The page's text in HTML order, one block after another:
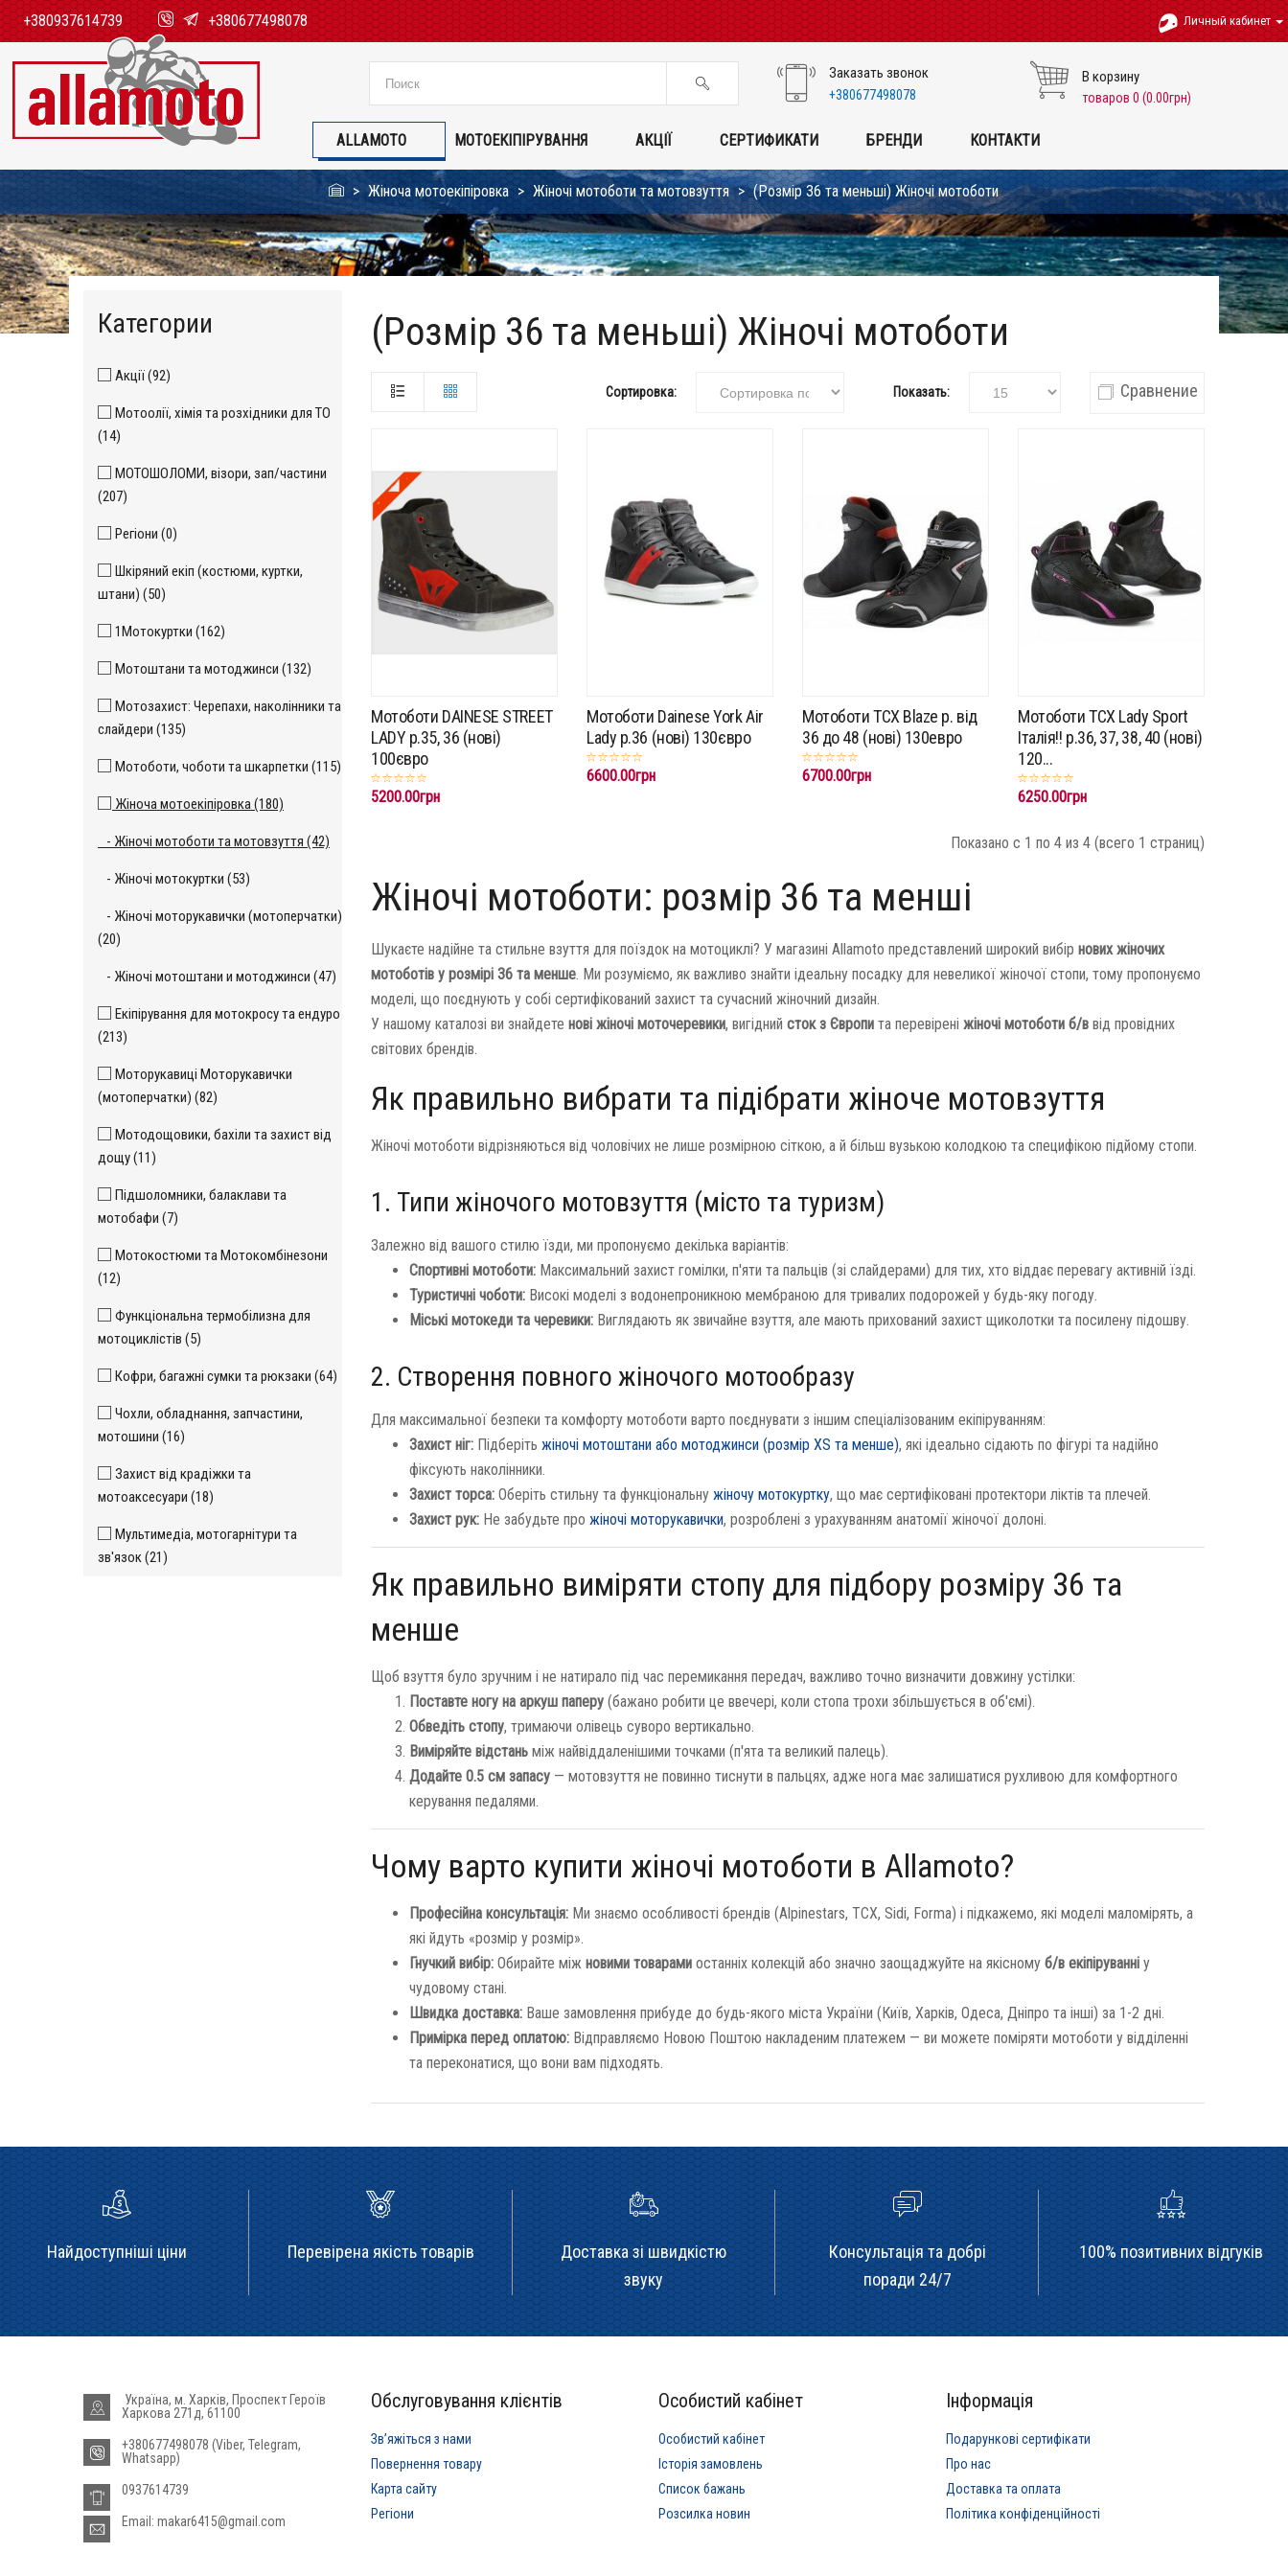
+380937614739 +380677498078 Личный кабинет
Заказать звонок
+380677498078
В корзину
товаров 0 (0.00грн)
ALLAMOTO МОТОЕКІПІРУВАННЯ АКЦІЇ СЕРТИФИКАТИ БРЕНДИ КОНТАКТИ
Жіноча мотоекіпіровка Жіночі мотоботи та мотовзуття (Розмір 36 та меньші) Жіночі мотоботи
Категории
Акції (92)
Мотоолії, хімія та розхідники для ТО
(14)
МОТОШОЛОМИ, візори, зап/частини
(207)
Регіони (0)
Шкіряний екіп (костюми, куртки,
штани) (50)
1Мотокуртки (162)
Мотоштани та мотоджинси (132)
Мотозахист: Черепахи, наколінники та
слайдери (135)
Мотоботи, чоботи та шкарпетки (115)
Жіноча мотоекіпіровка (180)
- Жіночі мотоботи та мотовзуття (42)
- Жіночі мотокуртки (53)
- Жіночі моторукавички (мотоперчатки)
(20)
- Жіночі мотоштани и мотоджинси (47)
Екіпірування для мотокросу та ендуро
(213)
Моторукавиці Моторукавички
(мотоперчатки) (82)
Мотодощовики, бахіли та захист від
дощу (11)
Підшоломники, балаклави та
мотобафи (7)
Мотокостюми та Мотокомбінезони
(12)
Функціональна термобілизна для
мотоциклістів (5)
Кофри, багажні сумки та рюкзаки (64)
Чохли, обладнання, запчастини,
мотошини (16)
Захист від крадіжки та
мотоаксесуари (18)
Мультимедіа, мотогарнітури та
зв'язок (21)
(Розмір 36 та меньші) Жіночі мотоботи
Сортировка: Показать: Сравнение
Мотоботи DAINESE STREET
LADY p.35, 36 (нові)
100євро
5200.00грн
Мотоботи Dainese York Air
Lady p.36 (нові) 130євро
6600.00грн
Мотоботи TCX Blaze p. від
36 до 48 (нові) 130евро
6700.00грн
Мотоботи TCX Lady Sport
Італія!! p.36, 37, 38, 40 (нові)
120...
6250.00грн
Показано с 1 по 4 из 4 (всего 1 страниц)
Жіночі мотоботи: розмір 36 та менші
Шукаєте надійне та стильне взуття для поїздок на мотоциклі? У магазині Allamoto представлений широкий вибір нових жіночих
мотоботів у розмірі 36 та менше. Ми розуміємо, як важливо знайти ідеальну посадку для невеликої жіночої стопи, тому пропонуємо
моделі, що поєднують у собі сертифікований захист та сучасний жіночний дизайн.
У нашому каталозі ви знайдете нові жіночі моточеревики, вигідний сток з Європи та перевірені жіночі мотоботи б/в від провідних
світових брендів.
Як правильно вибрати та підібрати жіноче мотовзуття
Жіночі мотоботи відрізняються від чоловічих не лише розмірною сіткою, а й більш вузькою колодкою та специфікою підйому стопи.
1. Типи жіночого мотовзуття (місто та туризм)
Залежно від вашого стилю їзди, ми пропонуємо декілька варіантів:
Спортивні мотоботи: Максимальний захист гомілки, п'яти та пальців (зі слайдерами) для тих, хто віддає перевагу активній їзді.
Туристичні чоботи: Високі моделі з водонепроникною мембраною для тривалих подорожей у будь-яку погоду.
Міські мотокеди та черевики: Виглядають як звичайне взуття, але мають прихований захист щиколотки та посилену підошву.
2. Створення повного жіночого мотообразу
Для максимальної безпеки та комфорту мотоботи варто поєднувати з іншим спеціалізованим екіпіруванням:
Захист ніг: Підберіть жіночі мотоштани або мотоджинси (розмір XS та менше), які ідеально сідають по фігурі та надійно
фіксують наколінники.
Захист торса: Оберіть стильну та функціональну жіночу мотокуртку, що має сертифіковані протектори ліктів та плечей.
Захист рук: Не забудьте про жіночі моторукавички, розроблені з урахуванням анатомії жіночої долоні.
Як правильно виміряти стопу для підбору розміру 36 та
менше
Щоб взуття було зручним і не натирало під час перемикання передач, важливо точно визначити довжину устілки:
Поставте ногу на аркуш паперу (бажано робити це ввечері, коли стопа трохи збільшується в об'ємі).
Обведіть стопу, тримаючи олівець суворо вертикально.
Виміряйте відстань між найвіддаленішими точками (п'ята та великий палець).
Додайте 0.5 см запасу — мотовзуття не повинно тиснути в пальцях, адже нога має залишатися рухливою для комфортного
керування педалями.
Чому варто купити жіночі мотоботи в Allamoto?
Професійна консультація: Ми знаємо особливості брендів (Alpinestars, TCX, Sidi, Forma) і підкажемо, які моделі маломірять, а
які йдуть «розмір у розмір».
Гнучкий вибір: Обирайте між новими товарами останніх колекцій або значно заощаджуйте на якісному б/в екіпіруванні у
чудовому стані.
Швидка доставка: Ваше замовлення прибуде до будь-якого міста України (Київ, Харків, Одеса, Дніпро та інші) за 1-2 дні.
Примірка перед оплатою: Відправляємо Новою Поштою накладеним платежем — ви можете поміряти мотоботи у відділенні
та переконатися, що вони вам підходять.
Найдоступніші ціни Перевірена якість товарів
Доставка зі швидкістю
звуку
Консультація та добрі
поради 24/7
100% позитивних відгуків
Україна, м. Харків, Проспект Героїв
Харкова 271д, 61100
+380677498078 (Viber, Telegram,
Whatsapp)
0937614739
Email: makar6415@gmail.com
Обслуговування клієнтів
Звʼяжіться з нами
Повернення товару
Карта сайту
Регіони
Особистий кабінет
Особистий кабінет
Історія замовлень
Список бажань
Розсилка новин
Інформація
Подарункові сертифікати
Про нас
Доставка та оплата
Політика конфіденційності